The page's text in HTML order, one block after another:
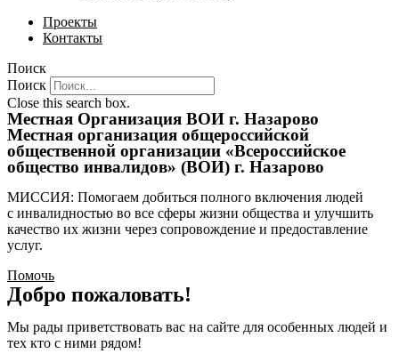
Проекты
Контакты
Поиск
Поиск
Close this search box.
Местная Организация ВОИ г. Назарово
Местная организация общероссийской
общественной организации «Всероссийское
общество инвалидов» (ВОИ) г. Назарово
МИССИЯ: Помогаем добиться полного включения людей
с инвалидностью во все сферы жизни общества и улучшить
качество их жизни через сопровождение и предоставление
услуг.
Помочь
Добро пожаловать!
Мы рады приветствовать вас на сайте для особенных людей и
тех кто с ними рядом!